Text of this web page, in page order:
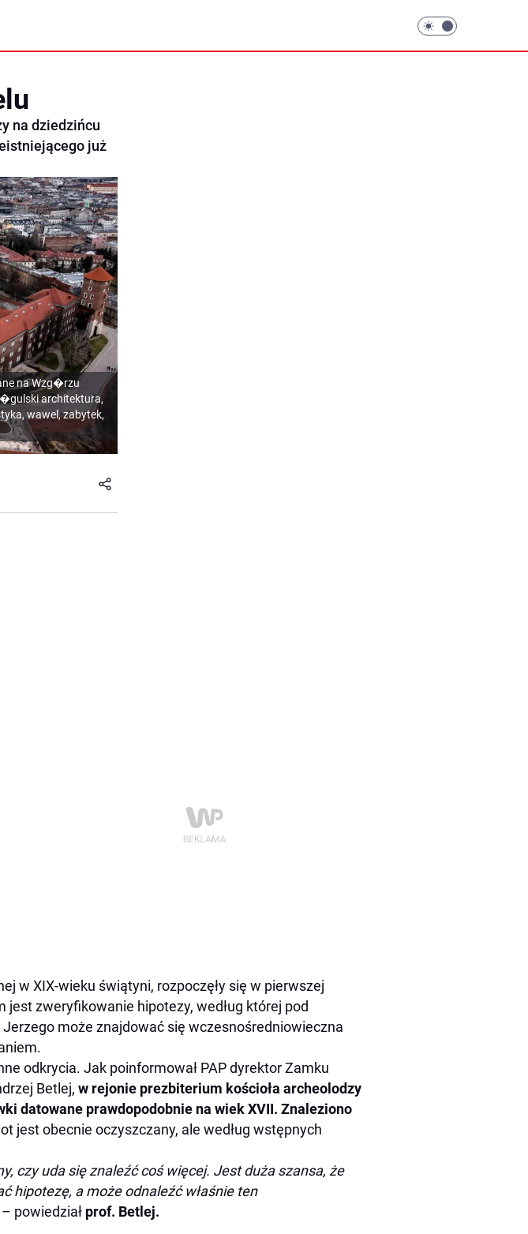
na dziedzińcu
już
na Wzg�rzu
architektura,
wawel, zabytek,
w XIX-wieku świątyni, rozpoczęły się w pierwszej
jest zweryfikowanie hipotezy, według której pod
może znajdować się wczesnośredniowieczna
odkrycia. Jak poinformował PAP dyrektor Zamku
Betlej, w rejonie prezbiterium kościoła archeolodzy
datowane prawdopodobnie na wiek XVII. Znaleziono
jest obecnie oczyszczany, ale według wstępnych
czy uda się znaleźć coś więcej. Jest duża szansa, że
hipotezę, a może odnaleźć właśnie ten
powiedział prof. Betlej.